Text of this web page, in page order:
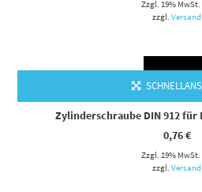
Zzgl. 19% MwSt.
zzgl. Versand
Zylinderschraube DIN 912 für
0,76€
Zzgl. 19% MwSt.
zzgl. Versand